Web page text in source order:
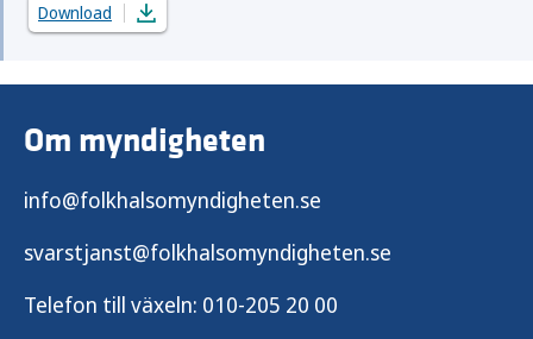
Download
Om myndigheten
info@folkhalsomyndigheten.se
svarstjanst@folkhalsomyndigheten.se
Telefon till växeln: 010-205 20 00